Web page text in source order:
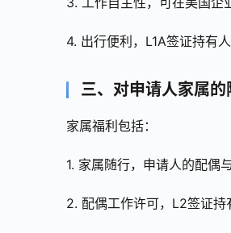
4. 出行便利，L1A签证持有
三、对申请人家属的
家属福利包括：
1. 家属随行，申请人的配偶
2. 配偶工作许可，L2签证